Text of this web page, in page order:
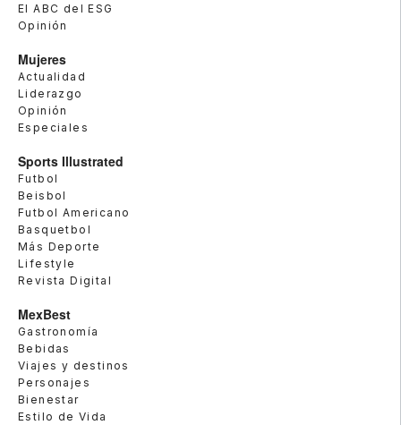
El ABC del ESG
Opinión
Mujeres
Actualidad
Liderazgo
Opinión
Especiales
Sports Illustrated
Futbol
Beisbol
Futbol Americano
Basquetbol
Más Deporte
Lifestyle
Revista Digital
MexBest
Gastronomía
Bebidas
Viajes y destinos
Personajes
Bienestar
Estilo de Vida